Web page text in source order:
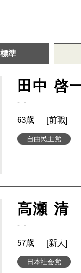
標準
田中 啓
- -
自由民主党
63歳 [前職]
高瀬 清
- -
日本社会党
57歳 [新人]